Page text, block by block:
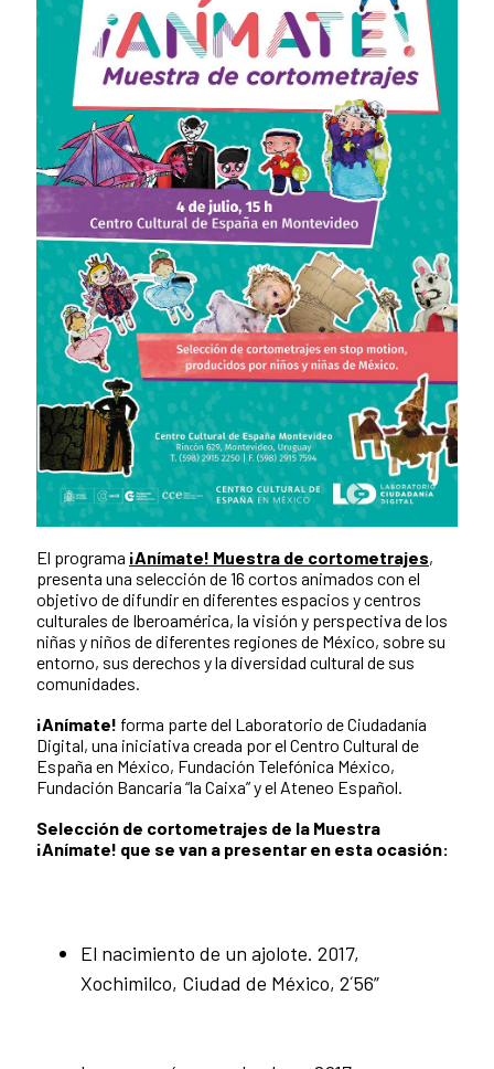
El programa ¡Anímate! Muestra de cortometrajes,
presenta una selección de 16 cortos animados con el
objetivo de difundir en diferentes espacios y centros
culturales de Iberoamérica, la visión y perspectiva de los
niñas y niños de diferentes regiones de México, sobre su
entorno, sus derechos y la diversidad cultural de sus
comunidades.
¡Anímate! forma parte del Laboratorio de Ciudadanía
Digital, una iniciativa creada por el Centro Cultural de
España en México, Fundación Telefónica México,
Fundación Bancaria “la Caixa” y el Ateneo Español.
Selección de cortometrajes de la Muestra
¡Anímate! que se van a presentar en esta ocasión:
El nacimiento de un ajolote. 2017,
Xochimilco, Ciudad de México, 2´56”